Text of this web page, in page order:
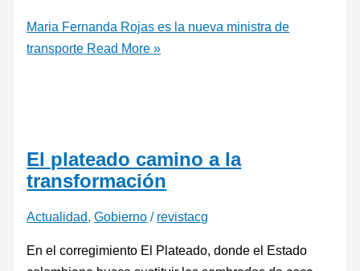
Maria Fernanda Rojas es la nueva ministra de
transporte Read More »
El plateado camino a la
transformación
Actualidad,Gobierno / revistacg
En el corregimiento El Plateado, donde el Estado